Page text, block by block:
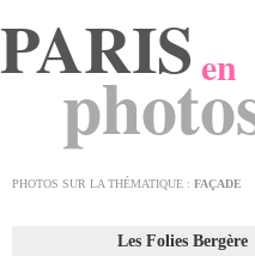
PARISen
PHOTOS SUR LA THÉMATIQUE : FAÇADE
Les Folies Bergère